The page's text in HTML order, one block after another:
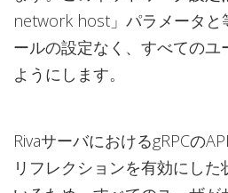
network host」パラメータと
ールの設定なく、すべてのユ
ようにします。
RivaサーバにおけるgRPCの
リフレクションを有効にし